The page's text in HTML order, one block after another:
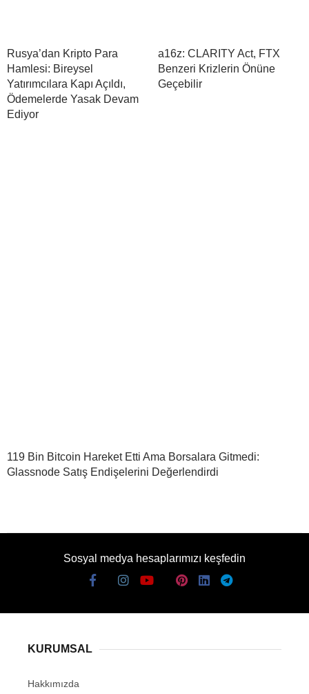
Rusya’dan Kripto Para
Hamlesi: Bireysel
Yatırımcılara Kapı Açıldı,
Ödemelerde Yasak Devam
Ediyor
a16z: CLARITY Act, FTX
Benzeri Krizlerin Önüne
Geçebilir
119 Bin Bitcoin Hareket Etti Ama Borsalara Gitmedi:
Glassnode Satış Endişelerini Değerlendirdi
Sosyal medya hesaplarımızı keşfedin
KURUMSAL
Hakkımızda